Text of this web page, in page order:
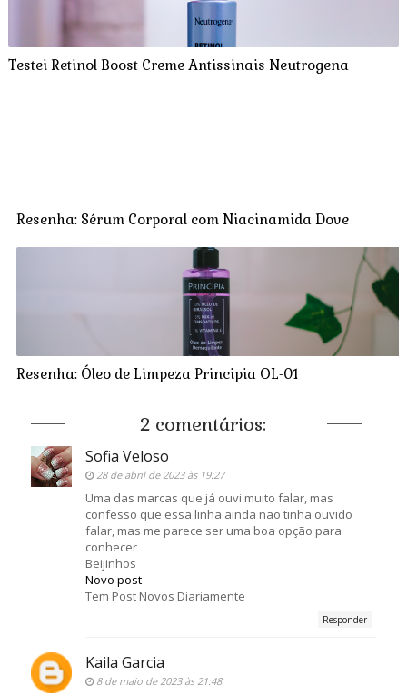
Testei Retinol Boost Creme Antissinais Neutrogena
Resenha: Sérum Corporal com Niacinamida Dove
Resenha: Óleo de Limpeza Principia OL-01
2 comentários:
Sofia Veloso
28 de abril de 2023 às 19:27
Uma das marcas que já ouvi muito falar, mas
confesso que essa linha ainda não tinha ouvido
falar, mas me parece ser uma boa opção para
conhecer
Beijinhos
Novo post
Tem Post Novos Diariamente
Responder
Kaila Garcia
8 de maio de 2023 às 21:48